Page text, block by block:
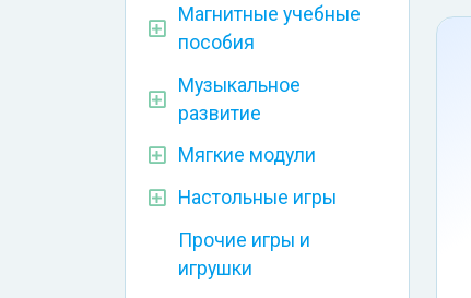
Магнитные учебные
пособия
Музыкальное
развитие
Мягкие модули
Настольные игры
Прочие игры и
игрушки